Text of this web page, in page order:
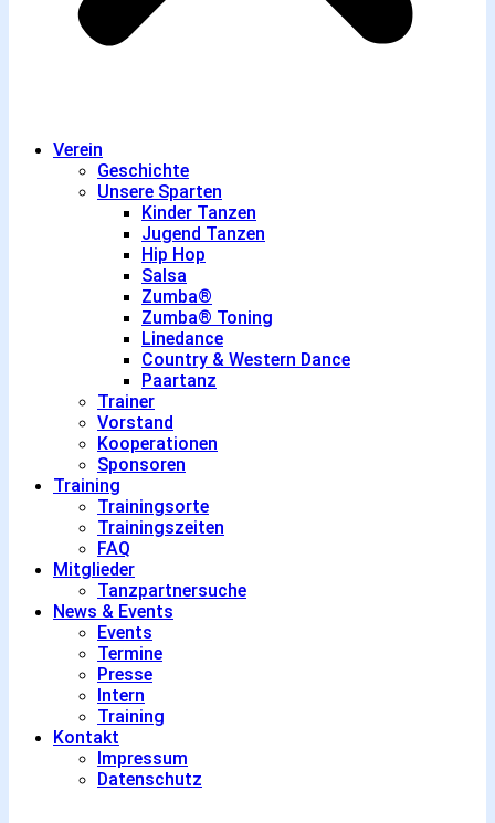
Verein
Geschichte
Unsere Sparten
Kinder Tanzen
Jugend Tanzen
Hip Hop
Salsa
Zumba®
Zumba® Toning
Linedance
Country & Western Dance
Paartanz
Trainer
Vorstand
Kooperationen
Sponsoren
Training
Trainingsorte
Trainingszeiten
FAQ
Mitglieder
Tanzpartnersuche
News & Events
Events
Termine
Presse
Intern
Training
Kontakt
Impressum
Datenschutz